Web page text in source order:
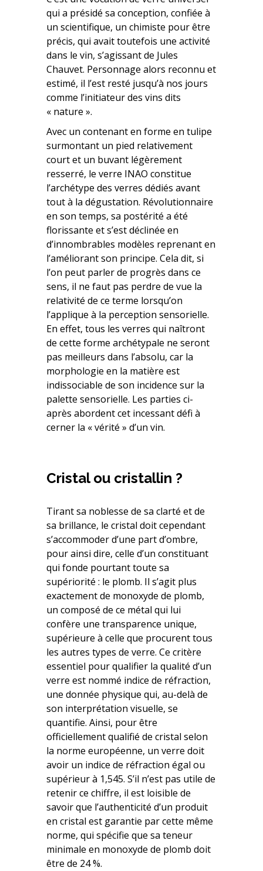
qui a présidé sa conception, confiée à
un scientifique, un chimiste pour être
précis, qui avait toutefois une activité
dans le vin, s’agissant de Jules
Chauvet. Personnage alors reconnu et
estimé, il l’est resté jusqu’à nos jours
comme l’initiateur des vins dits
« nature ».
Avec un contenant en forme en tulipe
surmontant un pied relativement
court et un buvant légèrement
resserré, le verre INAO constitue
l’archétype des verres dédiés avant
tout à la dégustation. Révolutionnaire
en son temps, sa postérité a été
florissante et s’est déclinée en
d’innombrables modèles reprenant en
l’améliorant son principe. Cela dit, si
l’on peut parler de progrès dans ce
sens, il ne faut pas perdre de vue la
relativité de ce terme lorsqu’on
l’applique à la perception sensorielle.
En effet, tous les verres qui naîtront
de cette forme archétypale ne seront
pas meilleurs dans l’absolu, car la
morphologie en la matière est
indissociable de son incidence sur la
palette sensorielle. Les parties ci-
après abordent cet incessant défi à
cerner la « vérité » d’un vin.
Cristal ou cristallin ?
Tirant sa noblesse de sa clarté et de
sa brillance, le cristal doit cependant
s’accommoder d’une part d’ombre,
pour ainsi dire, celle d’un constituant
qui fonde pourtant toute sa
supériorité : le plomb. Il s’agit plus
exactement de monoxyde de plomb,
un composé de ce métal qui lui
confère une transparence unique,
supérieure à celle que procurent tous
les autres types de verre. Ce critère
essentiel pour qualifier la qualité d’un
verre est nommé indice de réfraction,
une donnée physique qui, au-delà de
son interprétation visuelle, se
quantifie. Ainsi, pour être
officiellement qualifié de cristal selon
la norme européenne, un verre doit
avoir un indice de réfraction égal ou
supérieur à 1,545. S’il n’est pas utile de
retenir ce chiffre, il est loisible de
savoir que l’authenticité d’un produit
en cristal est garantie par cette même
norme, qui spécifie que sa teneur
minimale en monoxyde de plomb doit
être de 24 %.